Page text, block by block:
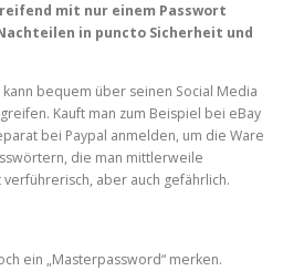
mit nur einem Passwort
in puncto Sicherheit und
bequem über seinen Social Media
Kauft man zum Beispiel bei eBay
bei Paypal anmelden, um die Ware
die man mittlerweile
aber auch gefährlich.
ein „Masterpassword“ merken.